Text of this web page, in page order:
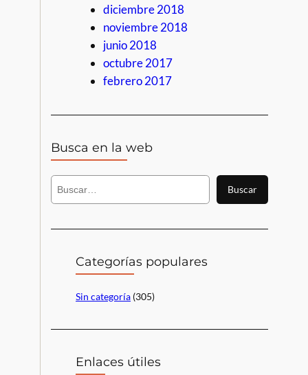
diciembre 2018
noviembre 2018
junio 2018
octubre 2017
febrero 2017
Busca en la web
B
c
Buscar
Categorías populares
Sin categoría (305)
Enlaces útiles